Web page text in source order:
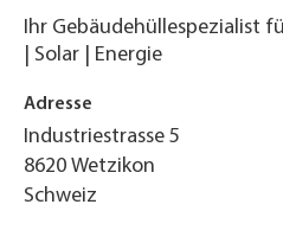
Ihr Gebäudehüllespezialist
| Solar | Energie
Adresse
Industriestrasse 5
8620 Wetzikon
Schweiz